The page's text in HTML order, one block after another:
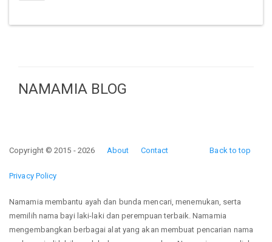
NAMAMIA BLOG
Back to top
Copyright © 2015 - 2026 About Contact
Privacy Policy
Namamia membantu ayah dan bunda mencari, menemukan, serta
memilih nama bayi laki-laki dan perempuan terbaik. Namamia
mengembangkan berbagai alat yang akan membuat pencarian nama